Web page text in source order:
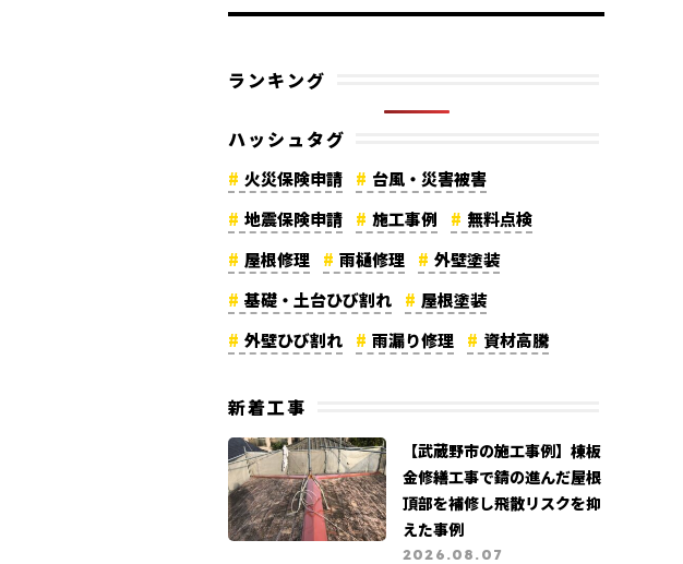
ランキング
ハッシュタグ
火災保険申請
台風・災害被害
地震保険申請
施工事例
無料点検
屋根修理
雨樋修理
外壁塗装
基礎・土台ひび割れ
屋根塗装
外壁ひび割れ
雨漏り修理
資材高騰
外壁修理
メディア紹介
リフォーム費用
大規模修繕工事
高所調査
地震被害
よくある質問
カビ・苔被害
新着工事
【武蔵野市の施工事例】棟板
金修繕工事で錆の進んだ屋根
頂部を補修し飛散リスクを抑
えた事例
2026.08.07